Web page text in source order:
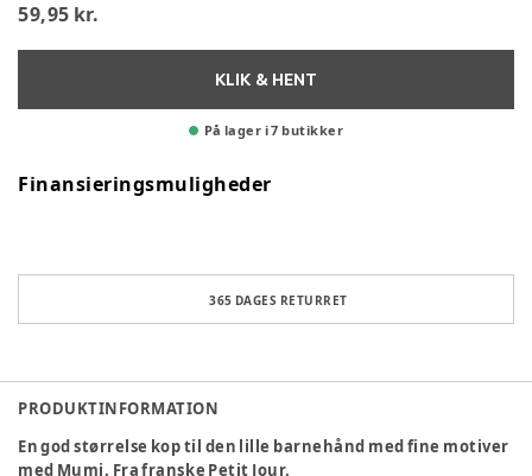
59,95 kr.
KLIK & HENT
På lager i 7 butikker
Finansieringsmuligheder
365 DAGES RETURRET
PRODUKTINFORMATION
En god størrelse kop til den lille barnehånd med fine motiver
med Mumi. Fra franske Petit Jour.